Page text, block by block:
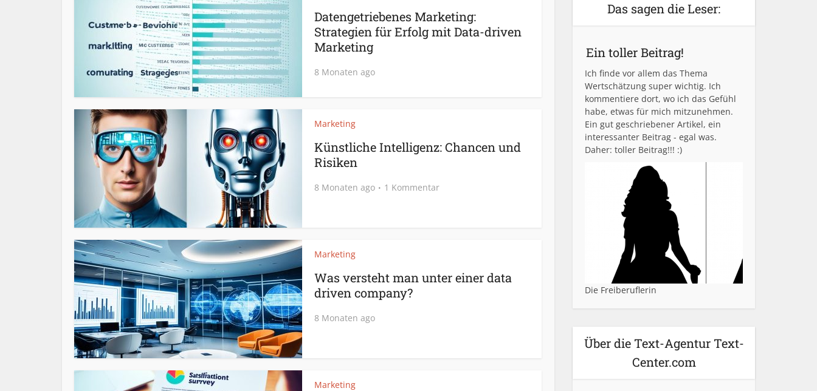
Datengetriebenes Marketing:
Strategien für Erfolg mit Data-driven
Marketing
8 Monaten ago
Marketing
Künstliche Intelligenz: Chancen und
Risiken
8 Monaten ago 1 Kommentar
Marketing
Was versteht man unter einer data
driven company?
8 Monaten ago
Marketing
Das sagen die Leser:
Ein toller Beitrag!
Ich finde vor allem das Thema
Wertschätzung super wichtig. Ich
kommentiere dort, wo ich das Gefühl
habe, etwas für mich mitzunehmen.
Ein gut geschriebener Artikel, ein
interessanter Beitrag - egal was.
Daher: toller Beitrag!!! :)
Die Freiberuflerin
Über die Text-Agentur Text-
Center.com